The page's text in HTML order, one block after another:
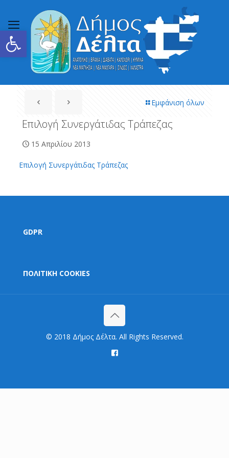
Ανοίξτε τη γραμμή εργαλείων
Εμφάνιση όλων
Επιλογή Συνεργάτιδας Τράπεζας
15 Απριλίου 2013
Επιλογή Συνεργάτιδας Τράπεζας
GDPR
ΠΟΛΙΤΙΚΗ COOKIES
© 2018 Δήμος Δέλτα. All Rights Reserved.